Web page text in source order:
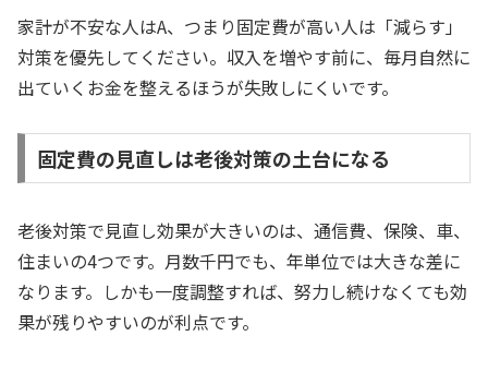
家計が不安な人はA、つまり固定費が高い人は「減らす」
対策を優先してください。収入を増やす前に、毎月自然に
出ていくお金を整えるほうが失敗しにくいです。
固定費の見直しは老後対策の土台になる
老後対策で見直し効果が大きいのは、通信費、保険、車、
住まいの4つです。月数千円でも、年単位では大きな差に
なります。しかも一度調整すれば、努力し続けなくても効
果が残りやすいのが利点です。